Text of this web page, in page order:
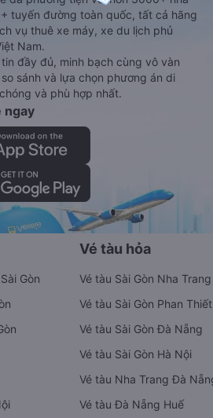
tuyến đường toàn quốc, tất cả hãng
vụ thuê xe máy, xe du lịch phủ
Nam.
đầy đủ, minh bạch cùng vô vàn
sánh và lựa chọn phương án di
và phù hợp nhất.
ngay
Gòn
Vé tàu hỏa
Vé tàu Sài Gòn Nha Trang
Vé tàu Sài Gòn Phan Thiết
Vé tàu Sài Gòn Đà Nẵng
Vé tàu Sài Gòn Hà Nội
Vé tàu Nha Trang Đà
Vé tàu Đà Nẵng Huế